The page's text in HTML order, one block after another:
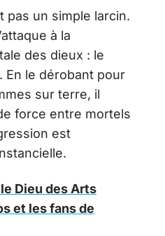
pas un simple larcin.
à la
des dieux : le
En le dérobant pour
sur terre, il
force entre mortels
est
Dieu des Arts
et les fans de